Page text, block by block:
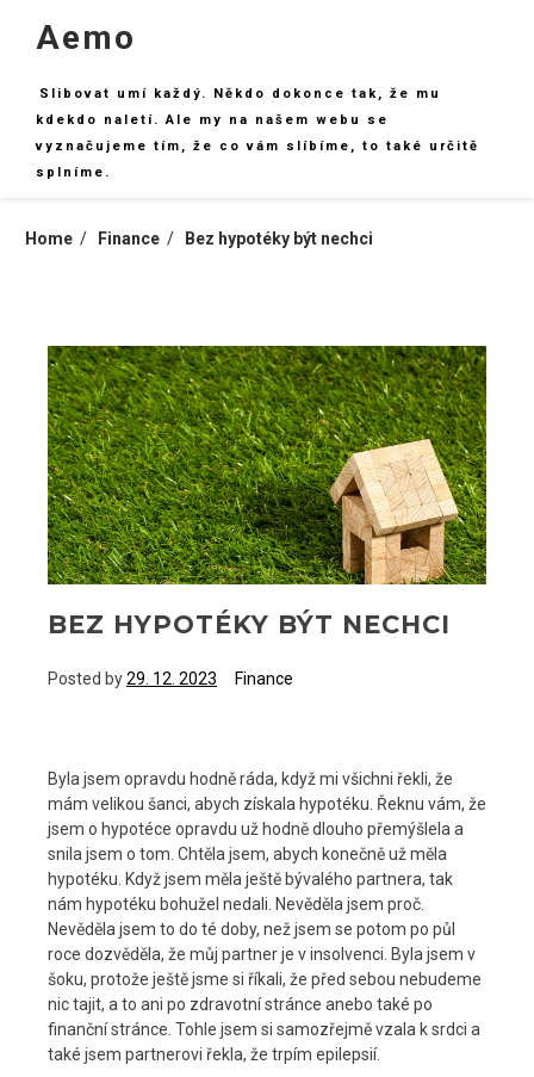
Aemo
Slibovat umí každý. Někdo dokonce tak, že mu
kdekdo naletí. Ale my na našem webu se
vyznačujeme tím, že co vám slíbíme, to také určitě
splníme.
Home Finance Bez hypotéky být nechci
BEZ HYPOTÉKY BÝT NECHCI
Posted by29. 12. 2023 Finance
Byla jsem opravdu hodně ráda, když mi všichni řekli, že
mám velikou šanci, abych získala hypotéku. Řeknu vám, že
jsem o hypotéce opravdu už hodně dlouho přemýšlela a
snila jsem o tom. Chtěla jsem, abych konečně už měla
hypotéku. Když jsem měla ještě bývalého partnera, tak
nám hypotéku bohužel nedali. Nevěděla jsem proč.
Nevěděla jsem to do té doby, než jsem se potom po půl
roce dozvěděla, že můj partner je v insolvenci. Byla jsem v
šoku, protože ještě jsme si říkali, že před sebou nebudeme
nic tajit, a to ani po zdravotní stránce anebo také po
finanční stránce. Tohle jsem si samozřejmě vzala k srdci a
také jsem partnerovi řekla, že trpím epilepsií.